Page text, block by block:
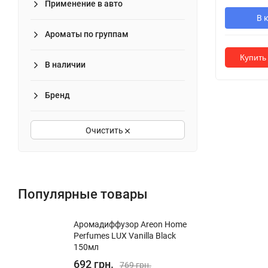
Применение в авто
Ароматы по группам
В наличии
Бренд
Очистить
Популярные товары
Аромадиффузор Areon Home
Perfumes LUX Vanilla Black
150мл
692 грн. 769 грн.
В